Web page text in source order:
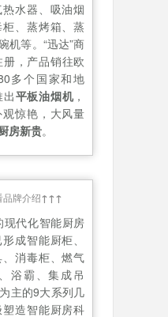
水器、吸油烟
、蒸烤箱、蒸
机等。“迅达”商
，产品销往欧
多个国家和地
平板油烟机，
惊艳，大风量
房新贵。
牌介绍↑↑↑
代化智能厨房
成智能厨柜、
消毒柜、燃气
浴霸、集成吊
主的9大系列几
造智能厨房科